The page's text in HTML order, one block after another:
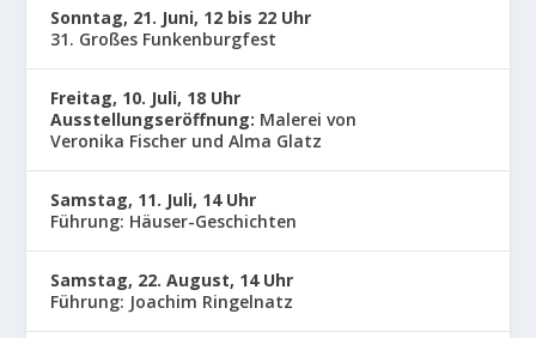
Sonntag, 21. Juni, 12 bis 22 Uhr
31. Großes Funkenburgfest
Freitag, 10. Juli, 18 Uhr
Ausstellungseröffnung: Malerei von
Veronika Fischer und Alma Glatz
Samstag, 11. Juli, 14 Uhr
Führung: Häuser-Geschichten
Samstag, 22. August, 14 Uhr
Führung: Joachim Ringelnatz